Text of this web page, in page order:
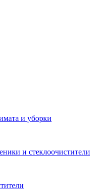
и уборки
и стеклоочистители